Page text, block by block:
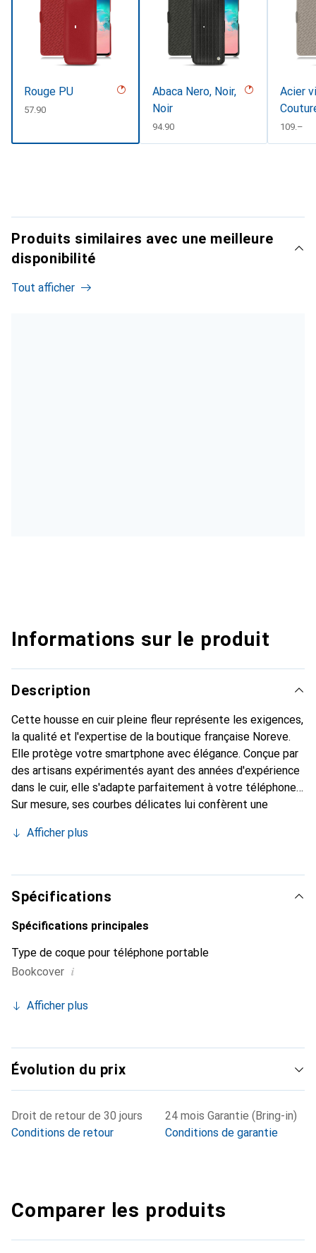
Rouge PU
CHF
57.90
Abaca Nero, Noir,
Noir
CHF
94.90
Acier
CHF
109.–
Produits similaires avec une meilleure
disponibilité
Tout afficher
Informations sur le produit
Description
Cette housse en cuir pleine fleur représente les exigences,
la qualité et l'expertise de la boutique française Noreve.
Elle protège votre smartphone avec élégance. Conçue par
des artisans expérimentés ayant des années d'expérience
dans le cuir, elle s'adapte parfaitement à votre téléphone.
Sur mesure, ses courbes délicates lui confèrent une
indispensable pour votre smartphone. Reconnaître
marque Noreve est un choix fiable pour une clientèle
exigeante.
Afficher plus
Spécifications
Spécifications principales
Type de coque pour téléphone portable
Bookcover i
Afficher plus
Évolution du prix
Droit de retour de 30 jours
Conditions de retour
24 mois Garantie (Bring-in)
Conditions de garantie
Comparer les produits